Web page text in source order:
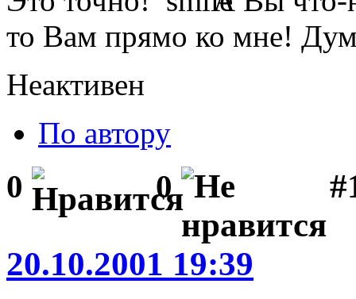
то Вам прямо ко мне!
Неактивен
По автору
0 0
20.10.2001 19:39